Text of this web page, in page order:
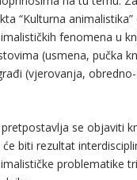
“Kulturna animalistika”
fenomena u
(usmena, pučka
(vjerovanja,
se objaviti
biti rezultat
problematike